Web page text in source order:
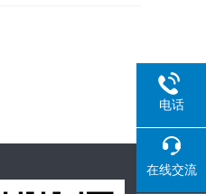
电话
在线交流